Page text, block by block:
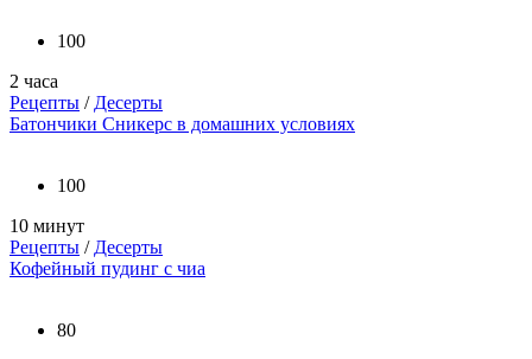
100
2 часа
Рецепты /Десерты
Батончики Сникерс в домашних условиях
100
10 минут
Рецепты /Десерты
Кофейный пудинг с чиа
80